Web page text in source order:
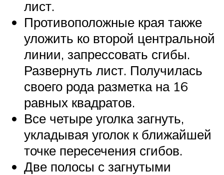
лист.
Противоположные края также
уложить ко второй центральной
линии, запрессовать сгибы.
Развернуть лист. Получилась
своего рода разметка на 16
равных квадратов.
Все четыре уголка загнуть,
укладывая уголок к ближайшей
точке пересечения сгибов.
Две полосы с загнутыми